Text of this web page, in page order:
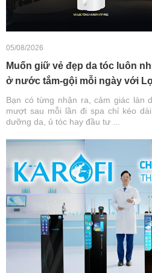
05/08/2026
Muốn giữ vẻ đẹp da tóc luôn
ở nước tắm-gội mỗi ngày với
Bạn có từng nhận ra, cảm giác làn
mượt sau mỗi lần đi spa chỉ kéo
dưỡng da, ủ tóc hay đầu tư ...